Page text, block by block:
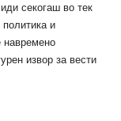
секогаш во тек
и
навремено
извор за вести